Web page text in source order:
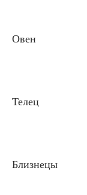
Овен
Телец
Близнецы